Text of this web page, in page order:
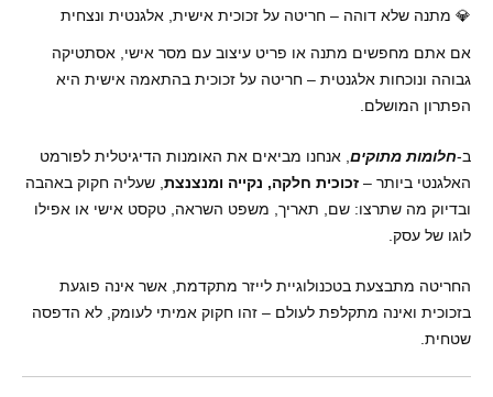
💎 מתנה שלא דוהה – חריטה על זכוכית אישית, אלגנטית ונצחית
אם אתם מחפשים מתנה או פריט עיצוב עם מסר אישי, אסתטיקה
גבוהה ונוכחות אלגנטית – חריטה על זכוכית בהתאמה אישית היא
הפתרון המושלם.
ב-חלומות מתוקים , אנחנו מביאים את האומנות הדיגיטלית לפורמט
האלגנטי ביותר – זכוכית חלקה, נקייה ומנצנצת , שעליה חקוק באהבה
ובדיוק מה שתרצו: שם, תאריך, משפט השראה, טקסט אישי או אפילו
לוגו של עסק.
החריטה מתבצעת בטכנולוגיית לייזר מתקדמת, אשר אינה פוגעת
בזכוכית ואינה מתקלפת לעולם – זהו חקוק אמיתי לעומק, לא הדפסה
שטחית.